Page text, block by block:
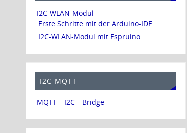
I2C-WLAN-Modul
Erste Schritte mit der Arduino-IDE
I2C-WLAN-Modul mit Espruino
I2C-MQTT
MQTT – I2C – Bridge